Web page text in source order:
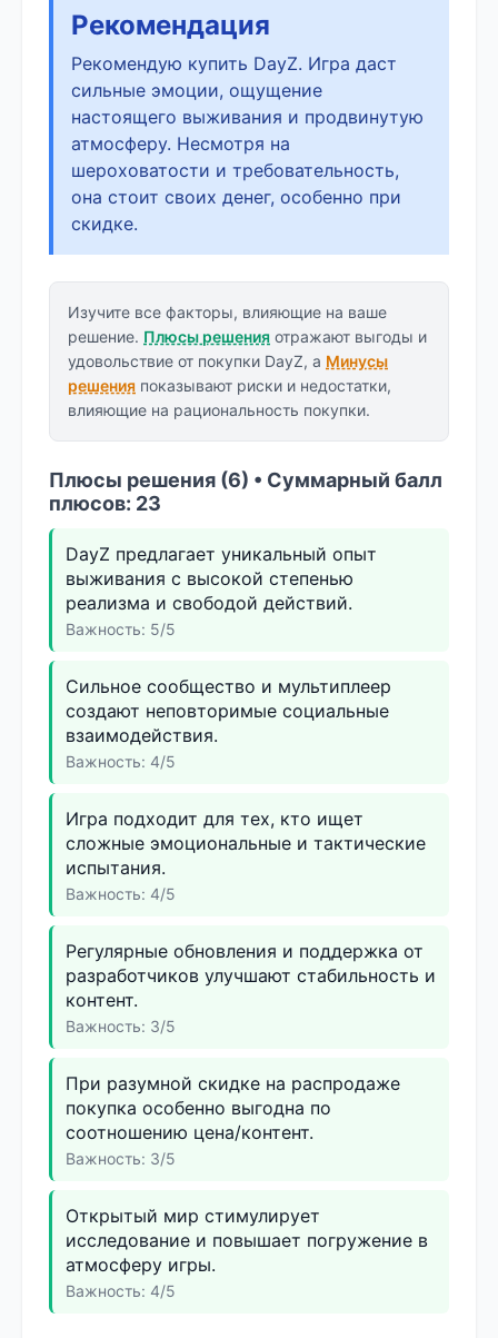
Рекомендация
Рекомендую купить DayZ. Игра даст
сильные эмоции, ощущение
настоящего выживания и продвинутую
атмосферу. Несмотря на
шероховатости и требовательность,
она стоит своих денег, особенно при
скидке.
Изучите все факторы, влияющие на ваше
решение. Плюсы решения отражают выгоды и
удовольствие от покупки DayZ, а Минусы
решения показывают риски и недостатки,
влияющие на рациональность покупки.
Плюсы решения (6) • Суммарный балл
плюсов: 23
DayZ предлагает уникальный опыт
выживания с высокой степенью
реализма и свободой действий.
Важность: 5/5
Сильное сообщество и мультиплеер
создают неповторимые социальные
взаимодействия.
Важность: 4/5
Игра подходит для тех, кто ищет
сложные эмоциональные и тактические
испытания.
Важность: 4/5
Регулярные обновления и поддержка от
разработчиков улучшают стабильность и
контент.
Важность: 3/5
При разумной скидке на распродаже
покупка особенно выгодна по
соотношению цена/контент.
Важность: 3/5
Открытый мир стимулирует
исследование и повышает погружение в
атмосферу игры.
Важность: 4/5